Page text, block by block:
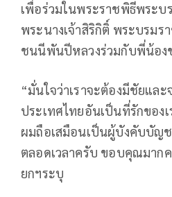
เพื่อร่วมในพระราชพิธีพระบ
พระนางเจ้าสิริกิติ์ พระบรม
ชนนีพันปีหลวงร่วมกับพี่น้อง
“มั่นใจว่าเราจะต้องมีชัยแล
ประเทศไทยอันเป็นที่รักของ
ผมถือเสมือนเป็นผู้บังคับบัญช
ตลอดเวลาครับ ขอบคุณมาก
ยกฯระบุ